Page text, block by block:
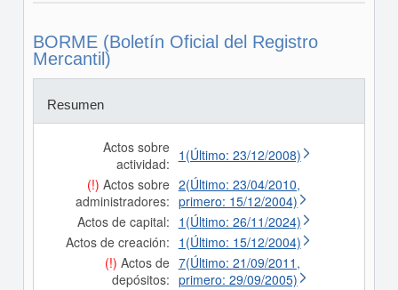
BORME (Boletín Oficial del Registro
Mercantil)
Resumen
Actos sobre
actividad: 1(Último: 23/12/2008)
(!) Actos sobre
administradores:
2(Último: 23/04/2010,
primero: 15/12/2004)
Actos de capital: 1(Último: 26/11/2024)
Actos de creación: 1(Último: 15/12/2004)
(!) Actos de
depósitos:
7(Último: 21/09/2011,
primero: 29/09/2005)